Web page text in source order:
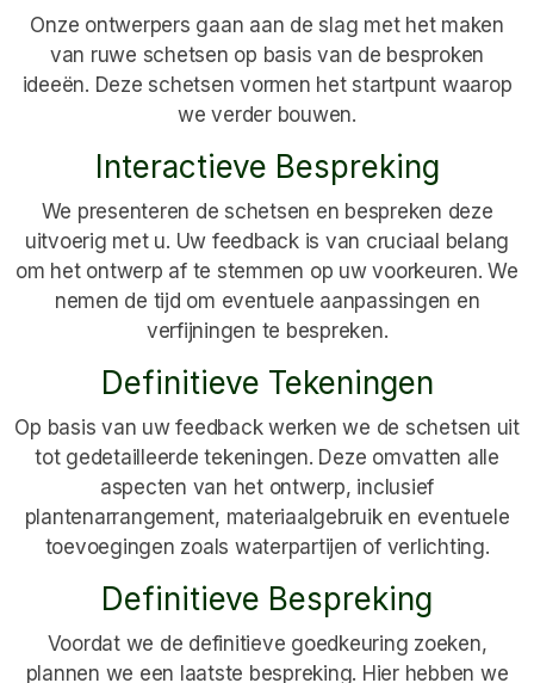
Onze ontwerpers gaan aan de slag met het maken
van ruwe schetsen op basis van de besproken
ideeën. Deze schetsen vormen het startpunt waarop
we verder bouwen.
Interactieve Bespreking
We presenteren de schetsen en bespreken deze
uitvoerig met u. Uw feedback is van cruciaal belang
om het ontwerp af te stemmen op uw voorkeuren. We
nemen de tijd om eventuele aanpassingen en
verfijningen te bespreken.
Definitieve Tekeningen
Op basis van uw feedback werken we de schetsen uit
tot gedetailleerde tekeningen. Deze omvatten alle
aspecten van het ontwerp, inclusief
plantenarrangement, materiaalgebruik en eventuele
toevoegingen zoals waterpartijen of verlichting.
Definitieve Bespreking
Voordat we de definitieve goedkeuring zoeken,
plannen we een laatste bespreking. Hier hebben we